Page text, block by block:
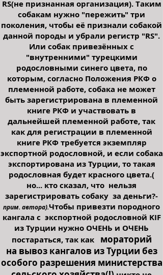
RS(не признанная организация). Таким
собакам нужно "пережить" три
поколения, чтобы её признали собакой
данной породы и убрали регистр "RS".
Или собак привезённых с
"внутренними" турецкими
родословными синего цвета, по
которым, согласно Положения РКФ о
племенной работе, собака не может
быть зарегистрирована в племенной
книге РКФ и участвовать в
дальнейшей племенной работе, так
как для регистрации в племенной
книге РКФ требуется экземпляр
экспортной родословной, и если собака
экспортирована из Турции, то такая
родословная будет красного цвета.(
но... кто сказал, что нельзя
зарегистрировать собаку за деньги?-
прим. автора).Чтобы привезти породного
кангала с экспортной родословной KIF
из Турции нужно ОЧЕНЬ и ОЧЕНЬ
постараться, так как мораторий
на вывоз кангалов из Турции без
особого разрешения министерства